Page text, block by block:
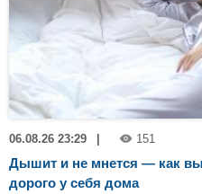
06.08.26 23:29 151
Дышит и не мнется — как
дорого у себя дома